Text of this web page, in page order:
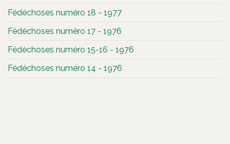
Fédéchoses numéro 18 - 1977
Fédéchoses numéro 17 - 1976
Fédéchoses numéro 15-16 - 1976
Fédéchoses numéro 14 - 1976